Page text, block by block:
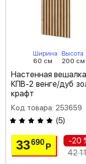
Ширина
60 см
Высота
200 см
Настенная
КПВ-2 венге/дуб
крафт
Код товара: 253659
(5)
33690Р
-20
42